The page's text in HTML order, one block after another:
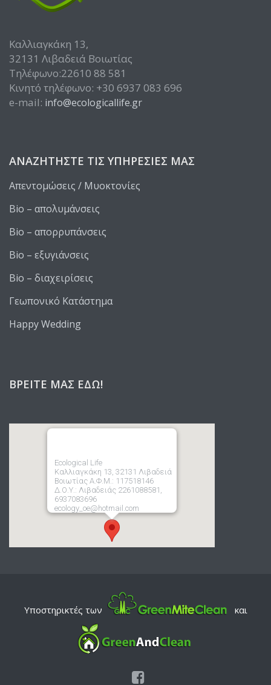
Καλλιαγκάκη 13,
32131 Λιβαδειά Βοιωτίας
Τηλέφωνο:22610 88 581
Κινητό τηλέφωνο: +30 6937 083 696
e-mail: info@ecologicallife.gr
ΑΝΑΖΗΤΉΣΤΕ ΤΙΣ ΥΠΗΡΕΣΊΕΣ ΜΑΣ
Απεντομώσεις / Μυοκτονίες
Bio – απολυμάνσεις
Bio – απορρυπάνσεις
Bio – εξυγιάνσεις
Bio – διαχειρίσεις
Γεωπονικό Κατάστημα
Happy Wedding
ΒΡΕΊΤΕ ΜΑΣ ΕΔΏ!
Ecological Life
Καλλιαγκάκη 13, 32131 Λιβαδειά
Βοιωτίας Α.Φ.Μ.: 117518146
Δ.Ο.Υ.: Λιβαδειάς 2261088581,
6937083696
ecology_oe@hotmail.com
Υποστηρικτές των και